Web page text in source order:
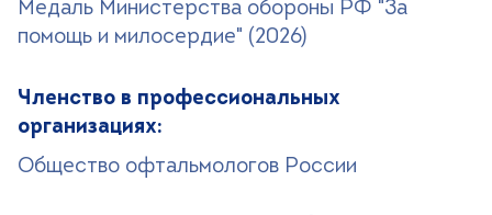
Медаль Министерства обороны РФ "За
помощь и милосердие" (2026)
Членство в профессиональных
организациях:
Общество офтальмологов России